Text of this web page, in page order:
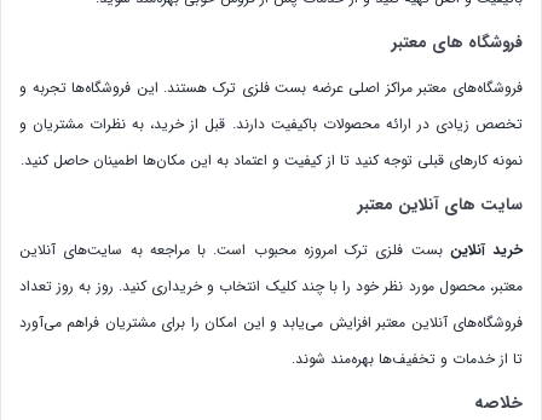
فروشگاه های معتبر
فروشگاه‌های معتبر مراکز اصلی عرضه بست فلزی ترک هستند. این فروشگاه‌ها تجربه و
تخصص زیادی در ارائه محصولات باکیفیت دارند. قبل از خرید، به نظرات مشتریان و
نمونه کارهای قبلی توجه کنید تا از کیفیت و اعتماد به این مکان‌ها اطمینان حاصل کنید.
سایت های آنلاین معتبر
خرید آنلاین بست فلزی ترک امروزه محبوب است. با مراجعه به سایت‌های آنلاین
معتبر، محصول مورد نظر خود را با چند کلیک انتخاب و خریداری کنید. روز به روز تعداد
فروشگاه‌های آنلاین معتبر افزایش می‌یابد و این امکان را برای مشتریان فراهم می‌آورد
تا از خدمات و تخفیف‌ها بهره‌مند شوند.
خلاصه